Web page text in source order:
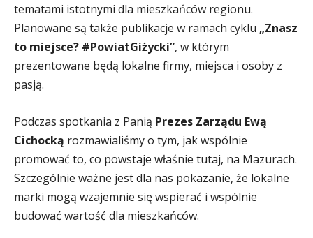
tematami istotnymi dla mieszkańców regionu.
Planowane są także publikacje w ramach cyklu „Znasz
to miejsce? #PowiatGiżycki”, w którym
prezentowane będą lokalne firmy, miejsca i osoby z
pasją.
Podczas spotkania z Panią Prezes Zarządu Ewą
Cichocką rozmawialiśmy o tym, jak wspólnie
promować to, co powstaje właśnie tutaj, na Mazurach.
Szczególnie ważne jest dla nas pokazanie, że lokalne
marki mogą wzajemnie się wspierać i wspólnie
budować wartość dla mieszkańców.